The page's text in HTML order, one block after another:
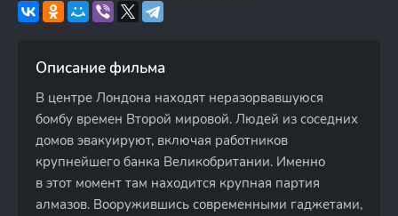
Описание фильма
В центре Лондона находят неразорвавшуюся
бомбу времен Второй мировой. Людей из соседних
домов эвакуируют, включая работников
крупнейшего банка Великобритании. Именно
в этот момент там находится крупная партия
алмазов. Вооружившись современными гаджетами,